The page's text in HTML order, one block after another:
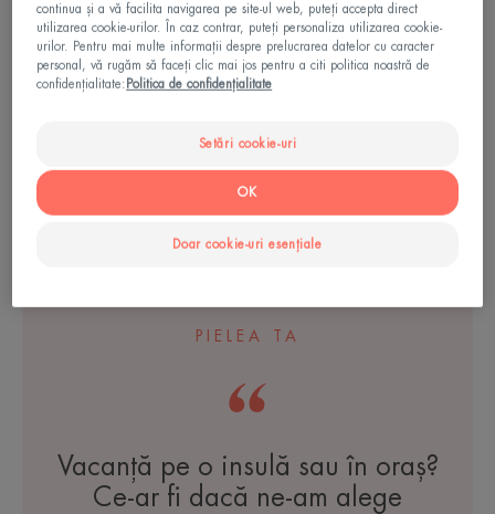
solară
SPF
30
Ulei cu protecție solară SPF
PIELEA TA
Vacanță pe o insulă sau în oraș?
Ce-ar fi dacă ne-am alege
continua și a vă facilita navigarea pe site-ul web, puteți accepta direct
utilizarea cookie-urilor. În caz contrar, puteți personaliza utilizarea cookie-
urilor. Pentru mai multe informații despre prelucrarea datelor cu caracter
personal, vă rugăm să faceți clic mai jos pentru a citi politica noastră de
confidențialitate: Politica de confidențialitate
Setări cookie-uri
Doar cookie-uri esențiale
OK